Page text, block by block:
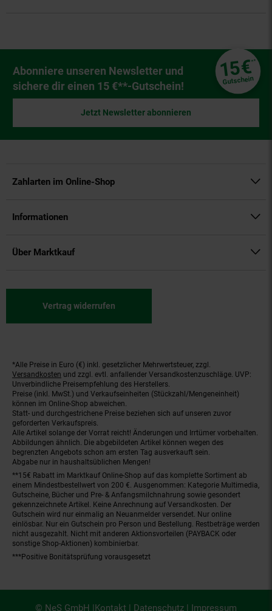
Newsletter Anmeldung
Abonniere unseren Newsletter und
sichere dir einen 15 €**-Gutschein!
15€**
Gutschein
Jetzt Newsletter abonnieren
Zahlarten im Online-Shop
Informationen
Über Marktkauf
Vertrag widerrufen
Fußnoten
*Alle Preise in Euro (€) inkl. gesetzlicher Mehrwertsteuer, zzgl.
Versandkosten und zzgl. evtl. anfallender Versandkostenzuschläge. UVP:
Unverbindliche Preisempfehlung des Herstellers.
Preise (inkl. MwSt.) und Verkaufseinheiten (Stückzahl/Mengeneinheit)
können im Online-Shop abweichen.
Statt- und durchgestrichene Preise beziehen sich auf unseren zuvor
geforderten Verkaufspreis.
Alle Artikel solange der Vorrat reicht! Änderungen und Irrtümer vorbehalten.
Abbildungen ähnlich. Die abgebildeten Artikel können wegen des
begrenzten Angebots schon am ersten Tag ausverkauft sein.
Abgabe nur in haushaltsüblichen Mengen!
**15€ Rabatt im Marktkauf Online-Shop auf das komplette Sortiment ab
einem Mindestbestellwert von 200 €. Ausgenommen: Kategorie Multimedia,
Gutscheine, Bücher und Pre- & Anfangsmilchnahrung sowie gesondert
gekennzeichnete Artikel. Keine Anrechnung auf Versandkosten. Der
Gutschein wird nur einmalig an Neuanmelder versendet. Nur online
einlösbar. Nur ein Gutschein pro Person und Bestellung. Restbeträge werden
nicht ausgezahlt. Nicht mit anderen Aktionsvorteilen (PAYBACK oder
sonstige Shop-Aktionen) kombinierbar.
***Positive Bonitätsprüfung vorausgesetzt
© NeS GmbH |Kontakt | Datenschutz | Impressum